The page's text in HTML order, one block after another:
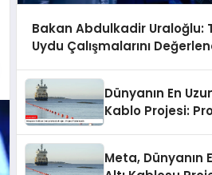
Bakan Abdulkadir Uraloğlu:
Uydu Çalışmalarını
Dünyanın En
Kablo Projesi:
Meta, Dünyanın